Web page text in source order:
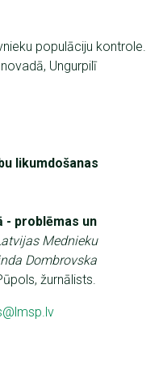
populāciju kontrole.
Ungurpilī
likumdošanas
- problēmas un
Mednieku
Dombrovska
žurnālists.